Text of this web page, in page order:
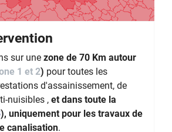
sur une zone de 70 Km autour
1 et 2) pour toutes les
d'assainissement, de
nuisibles , et dans toute la
), uniquement pour les travaux de
canalisation.